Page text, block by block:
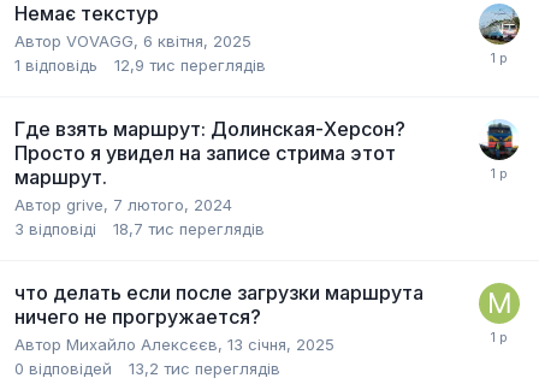
Немає текстур
Автор VOVAGG, 6 квітня, 2025
1 відповідь 12,9 тис переглядів
Где взять маршрут: Долинская-Херсон?
Просто я увидел на записе стрима этот
маршрут.
Автор grive, 7 лютого, 2024
3 відповіді 18,7 тис переглядів
что делать если после загрузки маршрута
ничего не прогружается?
Автор Михайло Алексєєв, 13 січня, 2025
0 відповідей 13,2 тис переглядів